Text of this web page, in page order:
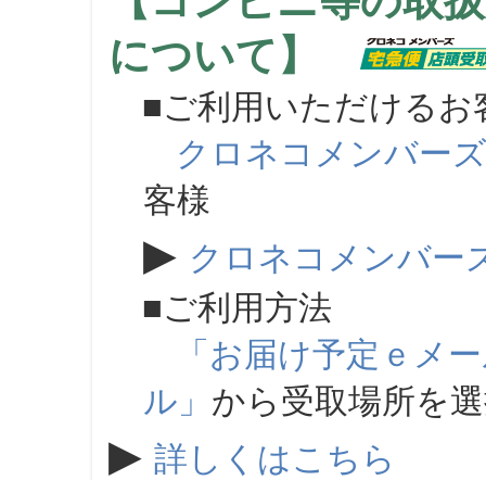
について】
■ご利用いただけるお
クロネコメンバーズ
客様
▶ クロネコメンバー
■ご利用方法
「お届け予定ｅメ
ル」 から受取場所を
▶ 詳しくはこちら